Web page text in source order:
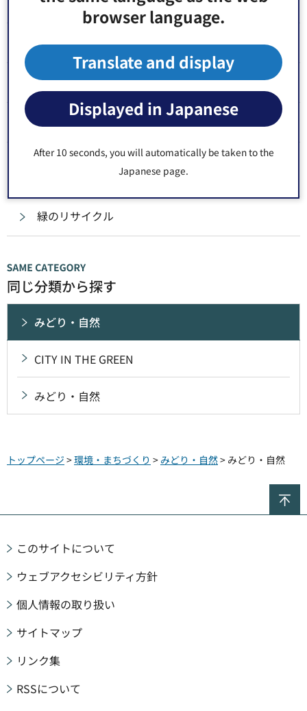
browser language.
Translate and display
Displayed in Japanese
After 10 seconds, you will automatically be taken to the
Japanese page.
ポケットエコスペース
区民農園
みどり館の貸出し
コミュニティガーデン～みんなで楽しむ「地域のお
緑のリサイクル
同じ分類から探す
みどり・自然
CITY IN THE GREEN
みどり・自然
トップページ >環境・まちづくり > みどり・自然> みどり・自然
このサイトについて
ウェブアクセシビリティ方針
個人情報の取り扱い
サイトマップ
リンク集
RSSについて